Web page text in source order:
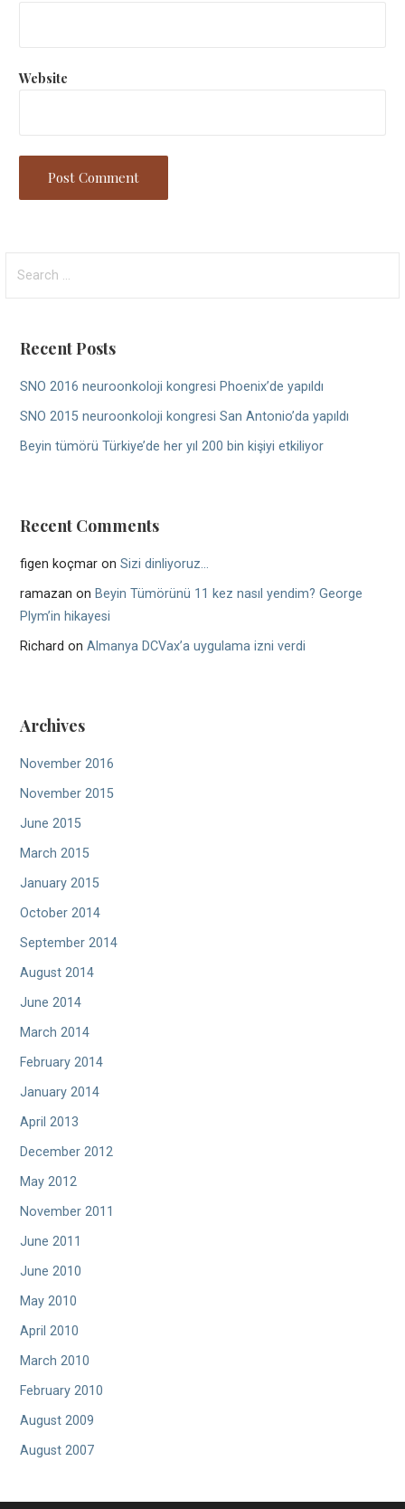
Website
for:
Recent Posts
SNO 2016 neuroonkoloji kongresi Phoenix’de yapıldı
SNO 2015 neuroonkoloji kongresi San Antonio’da yapıldı
Beyin tümörü Türkiye’de her yıl 200 bin kişiyi etkiliyor
Recent Comments
figen koçmar onSizi dinliyoruz…
ramazan on Beyin Tümörünü 11 kez nasıl yendim? George
Plym’in hikayesi
Richard onAlmanya DCVax’a uygulama izni verdi
Archives
November 2016
November 2015
June 2015
March 2015
January 2015
October 2014
September 2014
August 2014
June 2014
March 2014
February 2014
January 2014
April 2013
December 2012
May 2012
November 2011
June 2011
June 2010
May 2010
April 2010
March 2010
February 2010
August 2009
August 2007